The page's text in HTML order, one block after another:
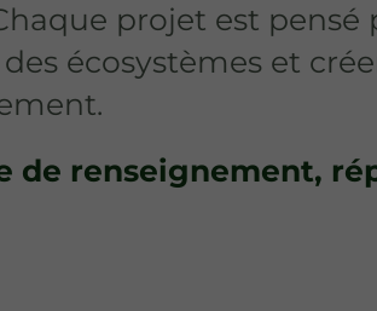
projet est pensé
écosystèmes et
de renseignement,